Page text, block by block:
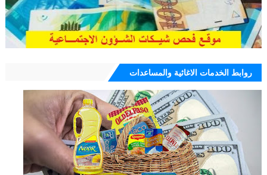
روابط الخدمات الاغاثية والمساعدات